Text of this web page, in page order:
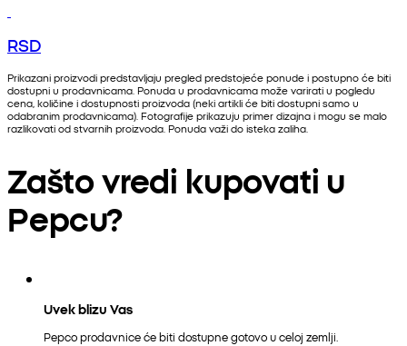
RSD
Prikazani proizvodi predstavljaju pregled predstojeće ponude i postupno će biti
dostupni u prodavnicama. Ponuda u prodavnicama može varirati u pogledu
cena, količine i dostupnosti proizvoda (neki artikli će biti dostupni samo u
odabranim prodavnicama). Fotografije prikazuju primer dizajna i mogu se malo
razlikovati od stvarnih proizvoda. Ponuda važi do isteka zaliha.
Zašto vredi kupovati u
Pepcu?
Uvek blizu Vas
Pepco prodavnice će biti dostupne gotovo u celoj zemlji.